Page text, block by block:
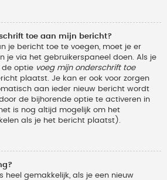
toe aan mijn bericht?
je bericht toe te voegen, moet je er
je via het gebruikerspaneel doen. Als je
de optie voeg mijn onderschrift toe
plaatst. Je kan er ook voor zorgen
aan ieder nieuw bericht wordt
de bijhorende optie te activeren in
is nog altijd mogelijk om het
als je het bericht plaatst).
heel gemakkelijk, als je een nieuw